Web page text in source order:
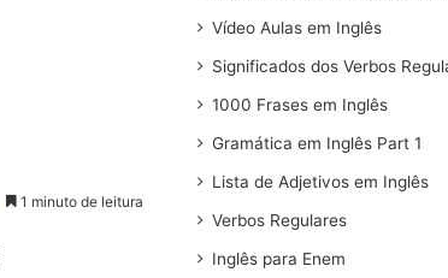
1 minuto de leitura
Vídeo Aulas em Inglês
Significados dos Verbos
1000 Frases em Inglês
Gramática em Inglês Part 1
Lista de Adjetivos em Inglês
Verbos Regulares
Inglês para Enem